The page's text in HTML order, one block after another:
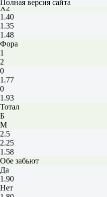
X2
1.40
1.35
1.48
Фора
1
2
0
1.77
0
1.93
Тотал
Б
М
2.5
2.25
1.58
Обе забьют
Да
1.90
Нет
Полная версия сайта